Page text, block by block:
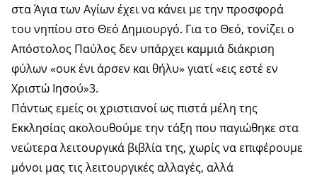
στα Άγια των Αγίων έχει να κάνει με την προσφορά
του νηπίου στο Θεό Δημιουργό. Για το Θεό, τονίζει ο
Απόστολος Παύλος δεν υπάρχει καμμιά διάκριση
φύλων «ουκ ένι άρσεν και θήλυ» γιατί «εις εστέ εν
Χριστώ Ιησού»3.
Πάντως εμείς οι χριστιανοί ως πιστά μέλη της
Εκκλησίας ακολουθούμε την τάξη που παγιώθηκε στα
νεώτερα λειτουργικά βιβλία της, χωρίς να επιφέρουμε
μόνοι μας τις λειτουργικές αλλαγές, αλλά